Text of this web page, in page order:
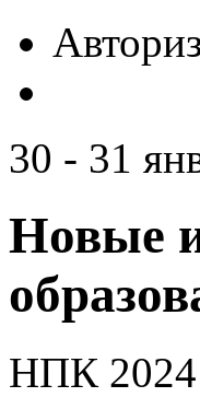
30 - 31
Новые
НПК 2024